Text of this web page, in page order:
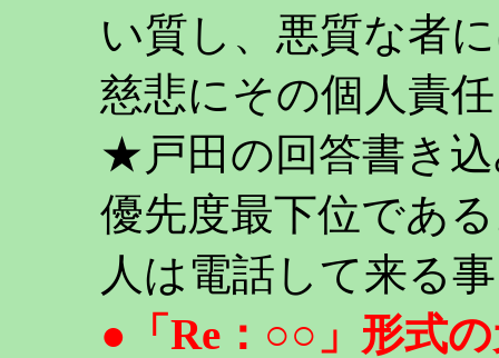
い質し、悪質な者
慈悲にその個人責
★戸田の回答書き
優先度最下位であ
人は電話して来る
●「Re：○○」形式